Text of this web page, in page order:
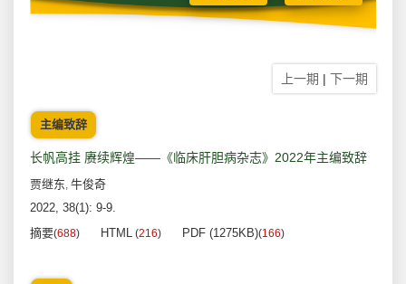
上一期 | 下一期
主编致辞
长帆高挂 赓续辉煌——《临床肝胆病杂志》2022年主编致辞
贾继东, 牛俊奇
2022, 38(1): 9-9.
摘要(688) HTML (216) PDF (1275KB)(166)